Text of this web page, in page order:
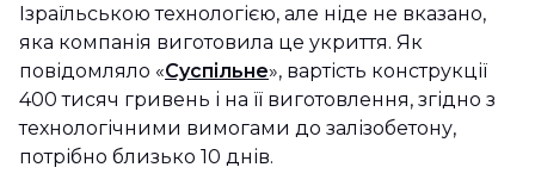
Ізраїльською технологією, але ніде не вказано,
яка компанія виготовила це укриття. Як
повідомляло «Суспільне», вартість конструкції
400 тисяч гривень і на її виготовлення, згідно з
технологічними вимогами до залізобетону,
потрібно близько 10 днів.